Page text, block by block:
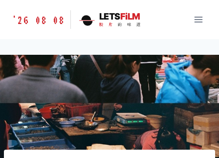
胶
味
道
LETSFILM
'26 08 08 LETSFiLM
胶 片 的 味 道